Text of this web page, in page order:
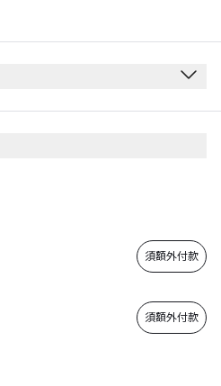
00:00 - 23:59
00:00 - 23:59
00:00 - 23:59
須額外付款
須額外付款